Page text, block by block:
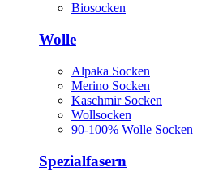
Biosocken
Wolle
Alpaka Socken
Merino Socken
Kaschmir Socken
Wollsocken
90-100% Wolle Socken
Spezialfasern